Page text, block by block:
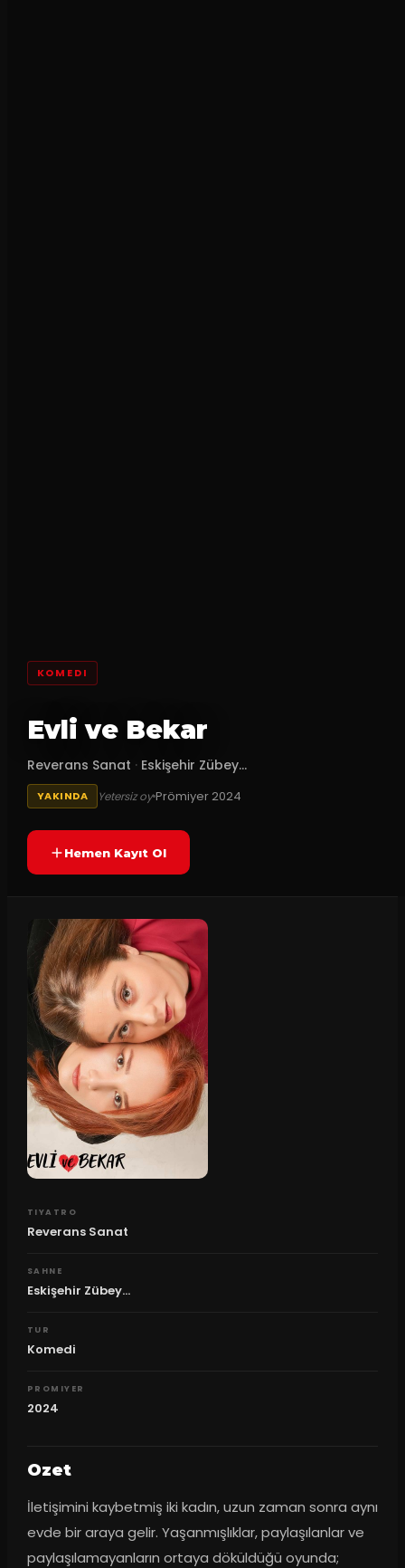
KOMEDI
Evli ve Bekar
Reverans Sanat · Eskişehir Zübey...
YAKINDA Yetersiz oyPrömiyer 2024
Hemen Kayıt Ol
TIYATRO
Reverans Sanat
SAHNE
Eskişehir Zübey...
TUR
Komedi
PROMIYER
2024
Ozet
İletişimini kaybetmiş iki kadın, uzun zaman sonra aynı
evde bir araya gelir. Yaşanmışlıklar, paylaşılanlar ve
paylaşılamayanların ortaya döküldüğü oyunda;